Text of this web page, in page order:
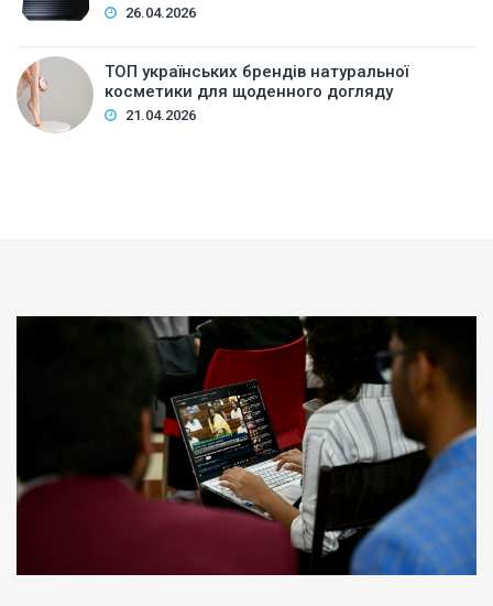
26.04.2026
ТОП українських брендів натуральної
косметики для щоденного догляду
21.04.2026